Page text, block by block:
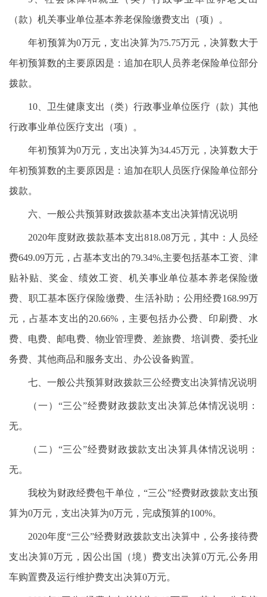
（款）机关事业单位基本养老保险缴费支出（项）。
年初预算为0万元，支出决算为75.75万元，决算数大于
年初预算数的主要原因是：追加在职人员养老保险单位部分
拨款。
10、卫生健康支出（类）行政事业单位医疗（款）其他
行政事业单位医疗支出（项）。
年初预算为0万元，支出决算为34.45万元，决算数大于
年初预算数的主要原因是：追加在职人员医疗保险单位部分
拨款。
六、一般公共预算财政拨款基本支出决算情况说明
2020年度财政拨款基本支出818.08万元，其中：人员经
费649.09万元，占基本支出的79.34%,主要包括基本工资、津
贴补贴、奖金、绩效工资、机关事业单位基本养老保险缴
费、职工基本医疗保险缴费、生活补助；公用经费168.99万
元，占基本支出的20.66%，主要包括办公费、印刷费、水
费、电费、邮电费、物业管理费、差旅费、培训费、委托业
务费、其他商品和服务支出、办公设备购置。
七、一般公共预算财政拨款三公经费支出决算情况说明
（一）“三公”经费财政拨款支出决算总体情况说明：
无。
（二）“三公”经费财政拨款支出决算具体情况说明：
无。
我校为财政经费包干单位，“三公”经费财政拨款支出预
算为0万元，支出决算为0万元，完成预算的100%。
2020年度“三公”经费财政拨款支出决算中，公务接待费
支出决算0万元，因公出国（境）费支出决算0万元,公务用
车购置费及运行维护费支出决算0万元。